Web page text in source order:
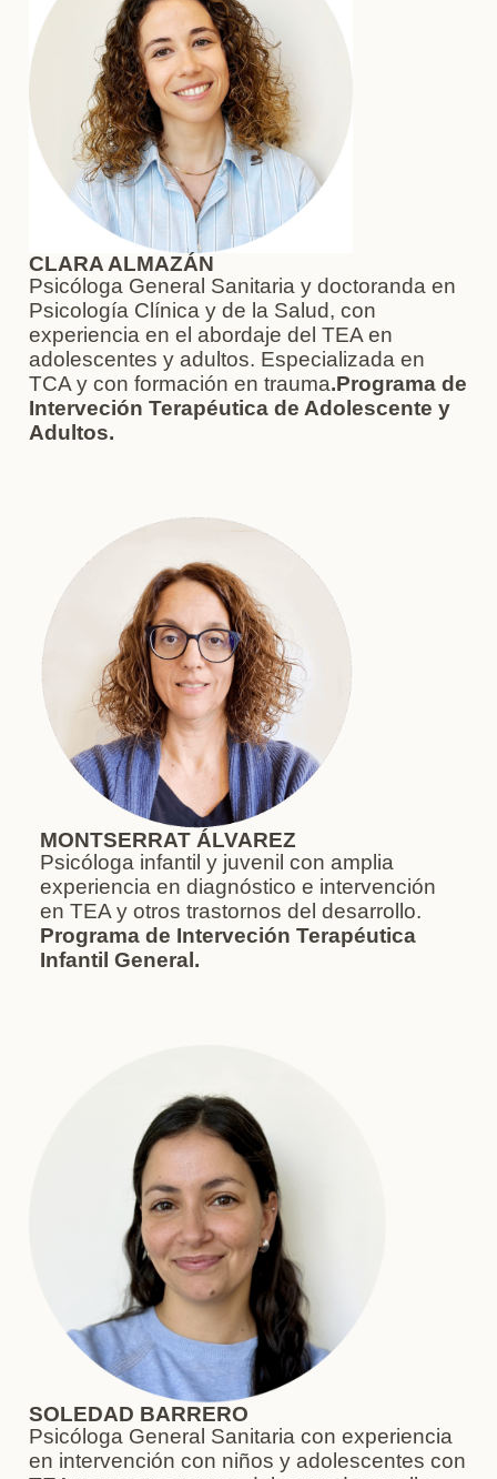
CLARA ALMAZÁN
Psicóloga General Sanitaria y doctoranda en
Psicología Clínica y de la Salud, con
experiencia en el abordaje del TEA en
adolescentes y adultos. Especializada en
TCA y con formación en trauma.Programa de
Interveción Terapéutica de Adolescente y
Adultos.
MONTSERRAT ÁLVAREZ
Psicóloga infantil y juvenil con amplia
experiencia en diagnóstico e intervención
en TEA y otros trastornos del desarrollo.
Programa de Interveción Terapéutica
Infantil General.
SOLEDAD BARRERO
Psicóloga General Sanitaria con experiencia
en intervención con niños y adolescentes con